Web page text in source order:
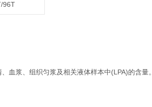
96T
浆、组织匀浆及相关液体样本中(LPA)的含量。